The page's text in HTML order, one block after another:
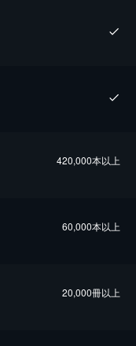
420,000本以上
60,000本以上
20,000冊以上